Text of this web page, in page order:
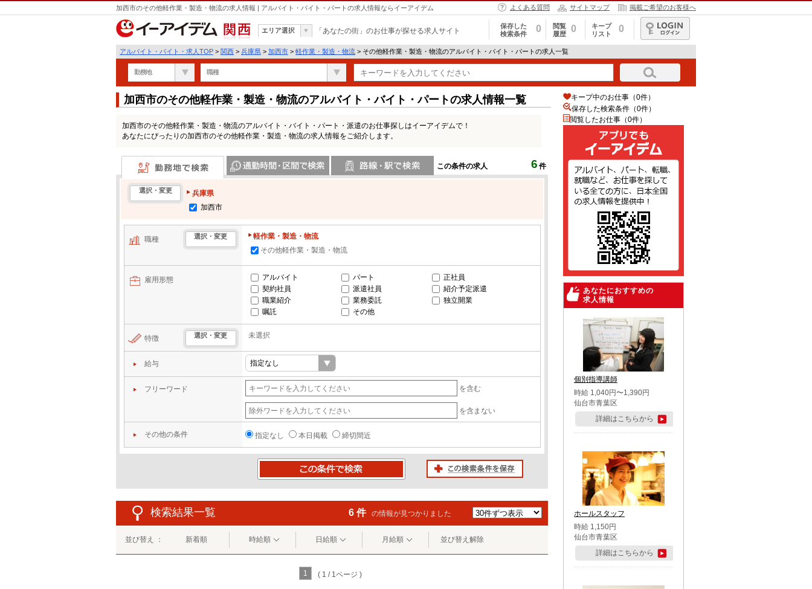
加西市のその他軽作業・製造・物流の求人情報 | アルバイト・バイト・パートの求人情報ならイーアイデム よくある質問 サイトマップ 掲載ご希望のお客様へ
関西
エリア選択 「あなたの街」のお仕事が探せる求人サイト
保存した
検索条件
0
閲覧
履歴
0
キープ
リスト
0
ログイン
アルバイト・バイト・求人TOP > 関西 > 兵庫県 > 加西市 > 軽作業・製造・物流 > その他軽作業・製造・物流のアルバイト・バイト・パートの求人一覧
勤務地 職種
加西市のその他軽作業・製造・物流のアルバイト・バイト・パートの求人情報一覧
加西市のその他軽作業・製造・物流のアルバイト・バイト・パート・派遣のお仕事探しはイーアイデムで！
あなたにぴったりの加西市のその他軽作業・製造・物流の求人情報をご紹介します。
この条件の求人 6 件
勤務地で検索
選択・変更
兵庫県
加西市
職種 選択・変更
軽作業・製造・物流
その他軽作業・製造・物流
雇用形態 アルバイト パート
正社員
契約社員
派遣社員
紹介予定派遣
職業紹介
業務委託
独立開業
嘱託
その他
特徴 選択・変更 未選択
給与
フリーワード を含む
を含まない
その他の条件 指定なし 本日掲載 締切間近
検索結果一覧 6 件 の情報が見つかりました
並び替え ： 新着順 時給順 日給順 月給順 並び替え解除
1 ( 1 / 1ページ )
キープ中のお仕事（0件）
保存した検索条件（0件）
閲覧したお仕事（0件）
あなたにおすすめの
求人情報
個別指導講師
時給 1,040円〜1,390円
仙台市青葉区
詳細はこちらから
ホールスタッフ
時給 1,150円
仙台市青葉区
詳細はこちらから